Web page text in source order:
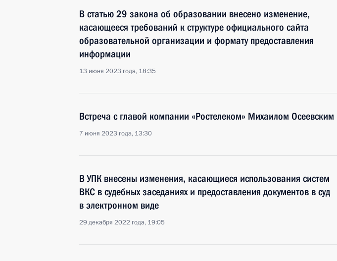
В статью 29 закона об образовании внесено изменение,
касающееся требований к структуре официального сайта
образовательной организации и формату предоставления
информации
13 июня 2023 года, 18:35
Встреча с главой компании «Ростелеком» Михаилом Осеевским
7 июня 2023 года, 13:30
В УПК внесены изменения, касающиеся использования систем
ВКС в судебных заседаниях и предоставления документов в суд
в электронном виде
29 декабря 2022 года, 19:05